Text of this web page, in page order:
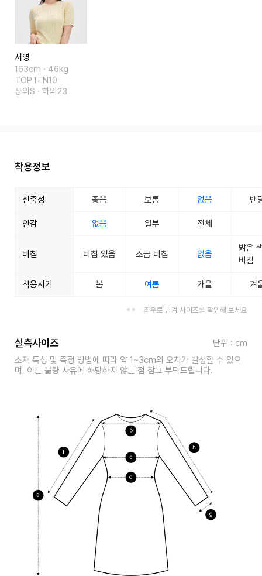
서영
163cm · 46kg
TOPTEN10
상의S · 하의23
착용정보
신축성 좋음 보통 없음 밴
안감 없음 일부 전체
비침 비침 있음 조금 비침 없음
밝은
비침
착용시기 봄 여름 가을 겨
좌우로 넘겨 사이즈를 확인해 보세요
실측사이즈
단위 : cm
소재 특성 및 측정 방법에 따라 약 1~3cm의 오차가 발생할 수 있으
며, 이는 불량 사유에 해당하지 않는 점 참고 부탁드립니다.